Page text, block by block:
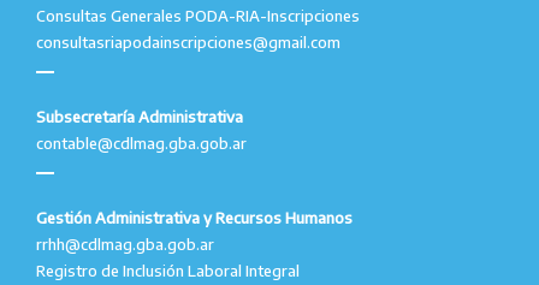
Consultas Generales PODA-RIA-Inscripciones
consultasriapodainscripciones@gmail.com
Subsecretaría Administrativa
contable@cdlmag.gba.gob.ar
Gestión Administrativa y Recursos Humanos
rrhh@cdlmag.gba.gob.ar
Registro de Inclusión Laboral Integral